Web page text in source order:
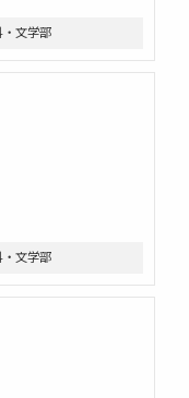
文学部
文学部